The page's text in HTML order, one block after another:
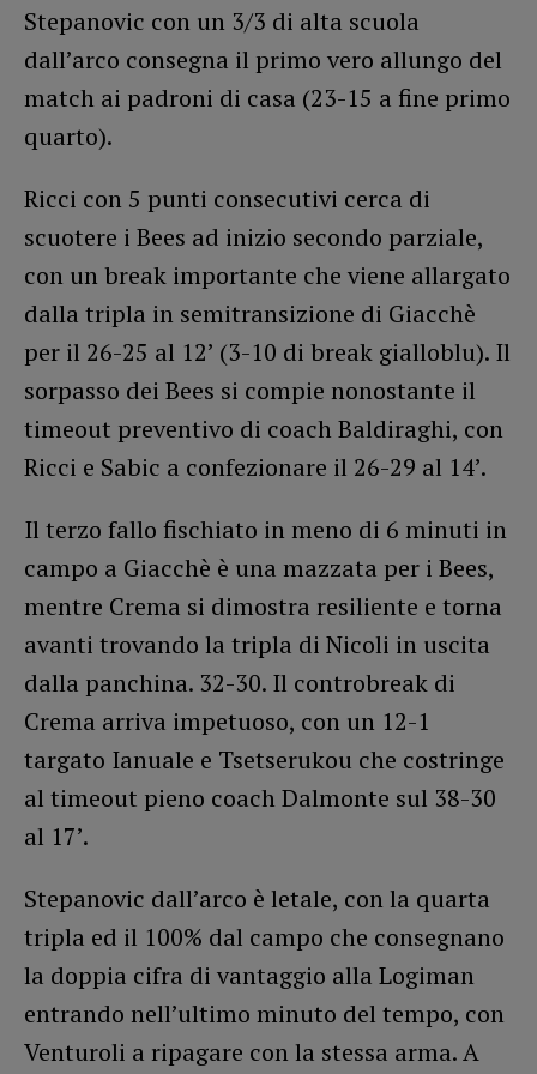
Stepanovic con un 3/3 di alta scuola
dall’arco consegna il primo vero allungo del
match ai padroni di casa (23-15 a fine primo
quarto).
Ricci con 5 punti consecutivi cerca di
scuotere i Bees ad inizio secondo parziale,
con un break importante che viene allargato
dalla tripla in semitransizione di Giacchè
per il 26-25 al 12’ (3-10 di break gialloblu). Il
sorpasso dei Bees si compie nonostante il
timeout preventivo di coach Baldiraghi, con
Ricci e Sabic a confezionare il 26-29 al 14’.
Il terzo fallo fischiato in meno di 6 minuti in
campo a Giacchè è una mazzata per i Bees,
mentre Crema si dimostra resiliente e torna
avanti trovando la tripla di Nicoli in uscita
dalla panchina. 32-30. Il controbreak di
Crema arriva impetuoso, con un 12-1
targato Ianuale e Tsetserukou che costringe
al timeout pieno coach Dalmonte sul 38-30
al 17’.
Stepanovic dall’arco è letale, con la quarta
tripla ed il 100% dal campo che consegnano
la doppia cifra di vantaggio alla Logiman
entrando nell’ultimo minuto del tempo, con
Venturoli a ripagare con la stessa arma. A